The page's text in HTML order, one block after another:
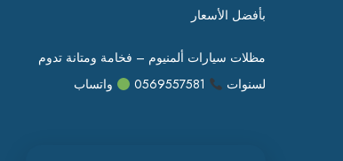
بأفضل الأسعار
مظلات سيارات ألمنيوم – فخامة ومتانة تدوم
لسنوات
واتساب